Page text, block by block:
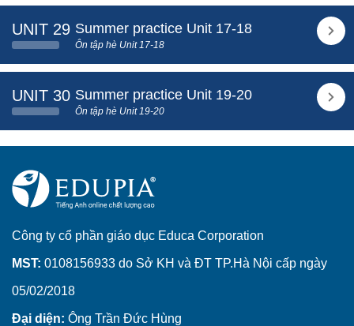
UNIT 29 Summer practice Unit 17-18
Ôn tập hè Unit 17-18
UNIT 30 Summer practice Unit 19-20
Ôn tập hè Unit 19-20
Công ty cổ phần giáo dục Educa Corporation
MST: 0108156933 do Sở KH và ĐT TP.Hà Nội cấp ngày
05/02/2018
Đại diện: Ông Trần Đức Hùng